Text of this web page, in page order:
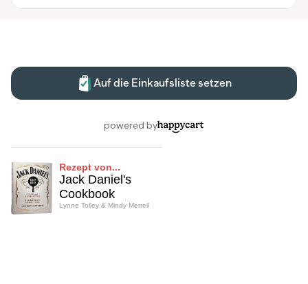
Rezept von...
Jack Daniel's
Cookbook
Lynne Tolley & Mindy Merrell